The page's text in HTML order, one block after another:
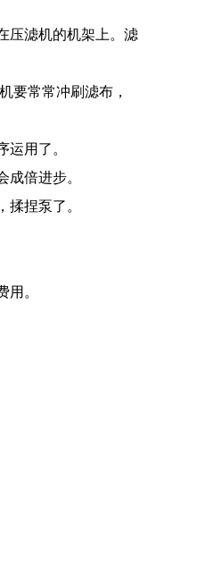
压滤机的机架上。滤
要常常冲刷滤布，
用了。
倍进步。
捏泵了。
。